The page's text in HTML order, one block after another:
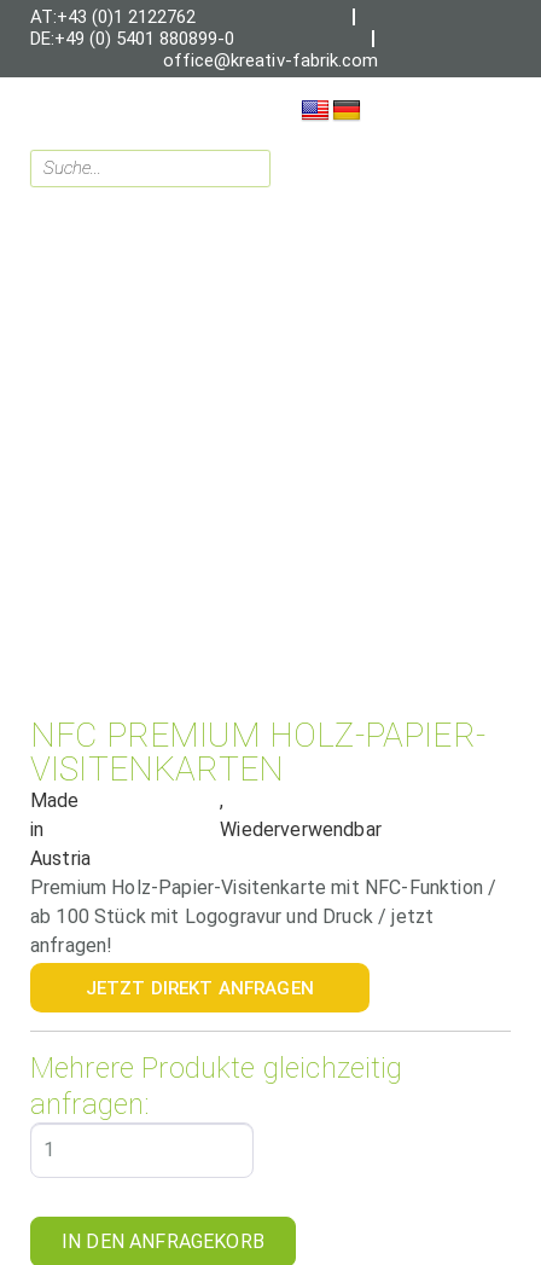
AT:+43 (0)1 2122762
DE:+49 (0) 5401 880899-0
office@kreativ-fabrik.com
NFC PREMIUM HOLZ-PAPIER-
VISITENKARTEN
Made
in
Austria
,
Wiederverwendbar
Premium Holz-Papier-Visitenkarte mit NFC-Funktion /
ab 100 Stück mit Logogravur und Druck / jetzt
anfragen!
JETZT DIREKT ANFRAGEN
Mehrere Produkte gleichzeitig
anfragen:
IN DEN ANFRAGEKORB